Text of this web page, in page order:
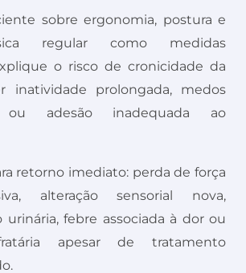
sobre ergonomia, postura e
regular como medidas
o risco de cronicidade da
inatividade prolongada, medos
ou adesão inadequada ao
retorno imediato: perda de força
alteração sensorial nova,
urinária, febre associada à dor ou
apesar de tratamento